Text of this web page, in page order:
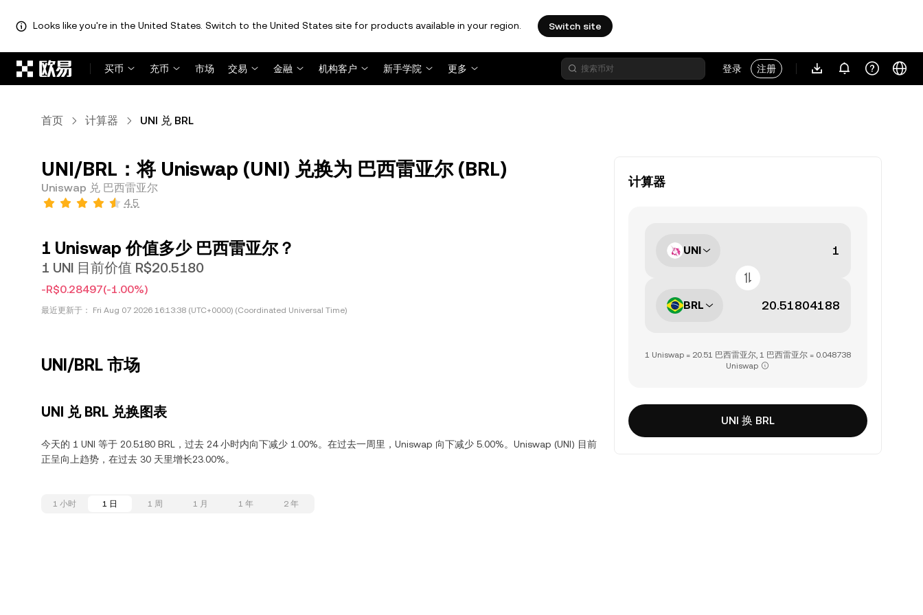
Looks like you're in the United States. Switch to the United States site for products available in your region. Switch site
买币
充币 市场 交易 金融 机构客户 新手学院 更多 登录 注册
首页 计算器 UNI 兑 BRL
UNI/BRL：将 Uniswap (UNI) 兑换为 巴西雷亚尔 (BRL)
Uniswap 兑 巴西雷亚尔
4.5
1 Uniswap 价值多少 巴西雷亚尔？
1 UNI 目前价值 R$20.5180
-R$0.28497(-1.00%)
最近更新于： Fri Aug 07 2026 16:13:38 (UTC+0000) (Coordinated Universal Time)
UNI/BRL 市场
UNI 兑 BRL 兑换图表
今天的 1 UNI 等于 20.5180 BRL，过去 24 小时内向下减少 1.00%。在过去一周里，Uniswap 向下减少 5.00%。Uniswap (UNI) 目前
正呈向上趋势，在过去 30 天里增长23.00%。
1 小时 1 日 1 周 1 月 1 年 2 年
计算器
UNI
BRL
1 Uniswap = 20.51 巴西雷亚尔, 1 巴西雷亚尔 = 0.048738
Uniswap
UNI 换 BRL